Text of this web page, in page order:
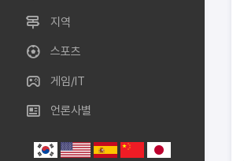
지역
스포츠
게임/IT
언론사별